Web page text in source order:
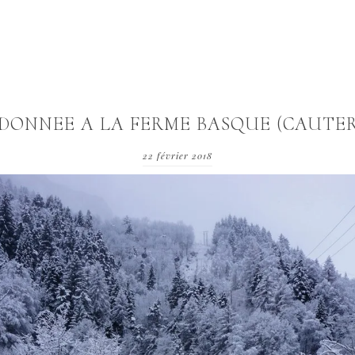
A LA FERME BASQUE
22 février 2018